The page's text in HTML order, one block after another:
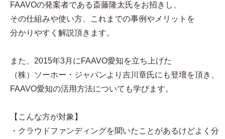
FAAVOの発案者である斎藤隆太氏をお招きし、
その仕組みや使い方、これまでの事例やメリットを
分かりやすく解説頂きます。
また、2015年3月にFAAVO愛知を立ち上げた
（株）ソーホー・ジャパンより吉川章氏にも登壇を頂き、
FAAVO愛知の活用方法についても学びます。
【こんな方が対象】
・クラウドファンディングを聞いたことがあるけどよく分